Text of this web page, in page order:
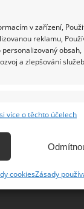
v zařízení,
reklamu,
a zlepšování
automaticky
informací.
více o těchto účelech
cookiesZásady